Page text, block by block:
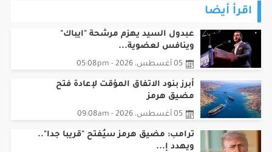
اقرأ أيضا
عبدول السيد يهزم مرشحة "ايباك"
وينافس لعضوية...
05 أغسطس، 2026 - 05:08pm
أبرز بنود الاتفاق المؤقت لإعادة فتح
مضيق هرمز
05 أغسطس، 2026 - 09:08am
ترامب: مضيق هرمز سيُفتح "قريبا جدا"..
ويهدد إ...